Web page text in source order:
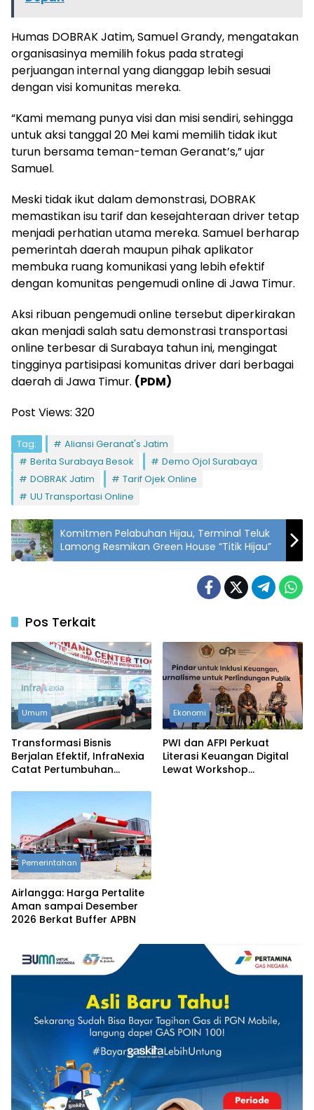
Humas DOBRAK Jatim, Samuel Grandy, mengatakan
organisasinya memilih fokus pada strategi
perjuangan internal yang dianggap lebih sesuai
dengan visi komunitas mereka.
“Kami memang punya visi dan misi sendiri, sehingga
untuk aksi tanggal 20 Mei kami memilih tidak ikut
turun bersama teman-teman Geranat’s,” ujar
Samuel.
Meski tidak ikut dalam demonstrasi, DOBRAK
memastikan isu tarif dan kesejahteraan driver tetap
menjadi perhatian utama mereka. Samuel berharap
pemerintah daerah maupun pihak aplikator
membuka ruang komunikasi yang lebih efektif
dengan komunitas pengemudi online di Jawa Timur.
Aksi ribuan pengemudi online tersebut diperkirakan
akan menjadi salah satu demonstrasi transportasi
online terbesar di Surabaya tahun ini, mengingat
tingginya partisipasi komunitas driver dari berbagai
daerah di Jawa Timur. (PDM)
Post Views: 320
Tag:
Aliansi Geranat's Jatim
Berita Surabaya Besok
Demo Ojol Surabaya
DOBRAK Jatim
Tarif Ojek Online
UU Transportasi Online
Komitmen Pelabuhan Hijau, Terminal Teluk
Lamong Resmikan Green House “Titik Hijau”
Pos Terkait
Umum
Transformasi Bisnis
Berjalan Efektif, InfraNexia
Catat Pertumbuhan
Persen
Ekonomi
PWI dan AFPI Perkuat
Literasi Keuangan Digital
Lewat Workshop
Pemerintahan
Airlangga: Harga Pertalite
Aman sampai Desember
2026 Berkat Buffer APBN